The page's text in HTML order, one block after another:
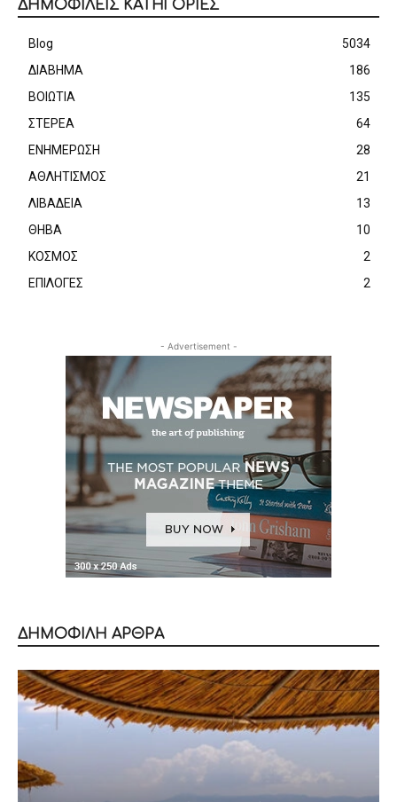
ΔΗΜΟΦΙΛΕΙΣ ΚΑΤΗΓΟΡΙΕΣ
Blog
5034
ΔΙΑΒΗΜΑ
186
ΒΟΙΩΤΙΑ
135
ΣΤΕΡΕΑ
64
ΕΝΗΜΕΡΩΣΗ
28
ΑΘΛΗΤΙΣΜΟΣ
21
ΛΙΒΑΔΕΙΑ
13
ΘΗΒΑ
10
ΚΟΣΜΟΣ
2
ΕΠΙΛΟΓΕΣ
2
- Advertisement -
ΔΗΜΟΦΙΛΗ ΑΡΘΡΑ